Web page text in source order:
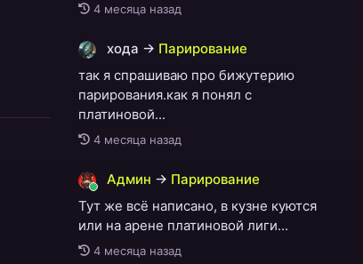
4 месяца назад
хода → Парирование
так я спрашиваю про бижутерию
парирования.как я понял с
платиновой...
4 месяца назад
Админ → Парирование
Тут же всё написано, в кузне куются
или на арене платиновой лиги...
4 месяца назад